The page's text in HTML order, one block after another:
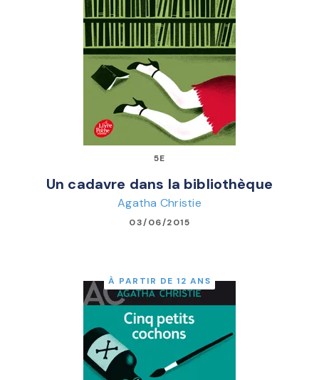
5E
Un cadavre dans la bibliothèque
Agatha Christie
03/06/2015
À PARTIR DE 12 ANS